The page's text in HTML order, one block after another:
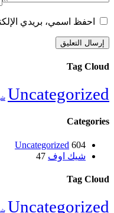
احفظ اسمي، بريدي
Tag Cloud
Uncategorized
Categories
Uncategorized 604
شيك اوف 47
Tag Cloud
Uncategorized